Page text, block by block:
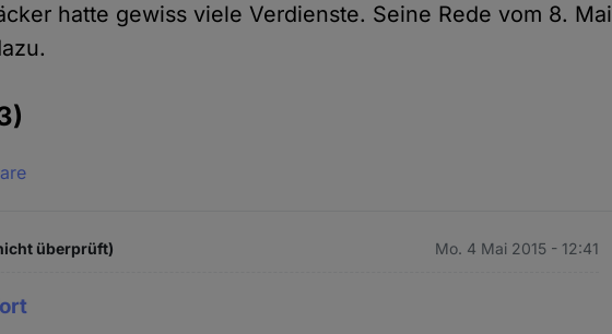
hatte gewiss viele Verdienste. Seine Rede vom 8. Mai
überprüft) Mo. 4 Mai 2015 - 12:41